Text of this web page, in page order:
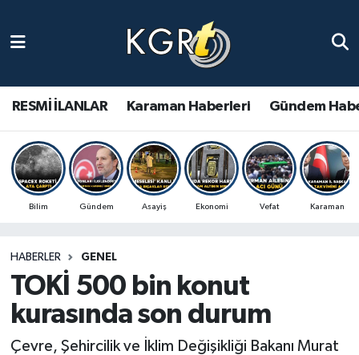
RESMİ İLANLAR Karaman Haberleri Gündem
Bilim Gündem Asayiş Ekonomi Vefat Karaman
HABERLER GENEL
TOKİ 500 bin konut
kurasında son durum
Çevre, Şehircilik ve İklim Değişikliği Bakanı Murat
Gündem Haberleri
Güncel Haberler
Spor Haberleri
Ulusal Haberler
Vefat Edenler